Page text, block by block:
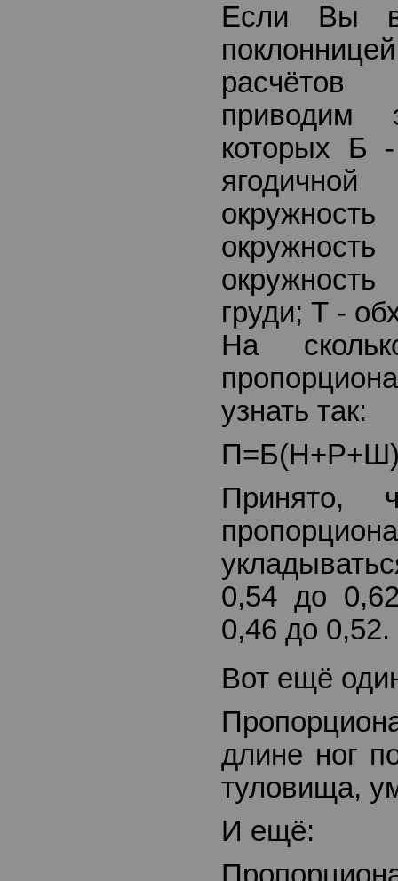
Если Вы
которых Б
груди; Т -
На
узнать так:
Принято,
0,54 до
0,46 до 0,52.
Вот ещё
длине ног
туловища,
И ещё: